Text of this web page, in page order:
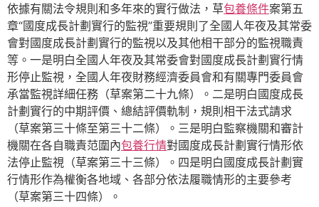
依據有關法令規則和多年來的實行做法，草包養條件案第五
章“國度成長計劃實行的監視”重要規則了全國人年夜及其常委
會對國度成長計劃實行的監視以及其他相干部分的監視職責
等。一是明白全國人年夜及其常委會對國度成長計劃實行情
形停止監視，全國人年夜財務經濟委員會和有關專門委員會
承當監視詳細任務（草案第二十九條）。二是明白國度成長
計劃實行的中期評價、總結評價軌制，規則相干法式請求
（草案第三十條至第三十二條）。三是明白監察機關和審計
機關在各自職責范圍內包養行情對國度成長計劃實行情形依
法停止監視（草案第三十三條）。四是明白國度成長計劃實
行情形作為權衡各地域、各部分依法履職情形的主要參考
（草案第三十四條）。